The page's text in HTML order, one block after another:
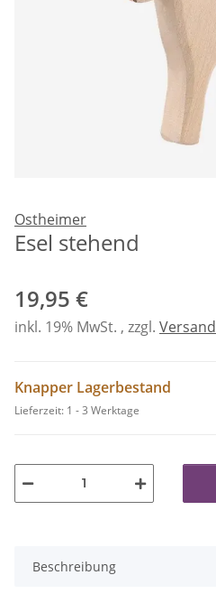
Ostheimer
Esel stehend
19,95 €
inkl. 19% MwSt. , zzgl. Versand
Knapper Lagerbestand
Lieferzeit: 1 - 3 Werktage
Beschreibung